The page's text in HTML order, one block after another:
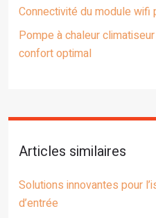
Connectivité du module wifi
Pompe à chaleur
confort optimal
Articles similaires
Solutions innovantes pour
d’entrée